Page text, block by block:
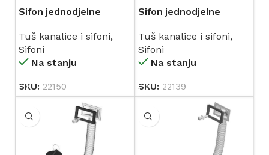
Sifon jednodjelne
priključkom mašine za
suđe 960008
Tuš kanalice i sifoni,
Sifoni
Na stanju
SKU: 22150
Sifon jednodjelne
priključkom mašine za
suđe 960007
Tuš kanalice i sifoni,
Sifoni
Na stanju
SKU: 22139